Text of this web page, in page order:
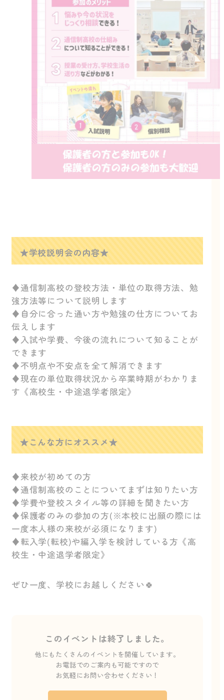
★学校説明会の内容★
♦通信制高校の登校方法・単位の取得方法、勉
強方法等について説明します
♦自分に合った通い方や勉強の仕方についてお
伝えします
♦入試や学費、今後の流れについて知ることが
できます
♦不明点や不安点を全て解消できます
♦現在の単位取得状況から卒業時期がわかりま
す《高校生・中途退学者限定》
★こんな方にオススメ★
♦来校が初めての方
♦通信制高校のことについてまずは知りたい方
♦学費や登校スタイル等の詳細を聞きたい方
♦保護者のみの参加の方(※本校に出願の際には
一度本人様の来校が必須になります)
♦転入学(転校)や編入学を検討している方《高
校生・中途退学者限定》
ぜひ一度、学校にお越しください🍀
このイベントは終了しました。
他にもたくさんのイベントを開催しています。
お電話でのご案内も可能ですので
お気軽にお問い合わせください！